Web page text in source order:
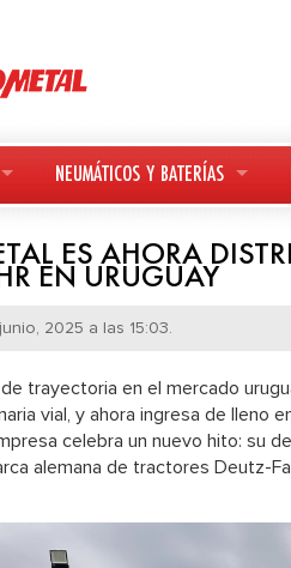
NEUMÁTICOS Y BATERÍAS
BATERÍAS
ES AHORA
EN URUGUAY
2025 a las 15:03.
trayectoria en el mercado
vial, y ahora ingresa de lleno
celebra un nuevo hito: su
alemana de tractores Deutz-